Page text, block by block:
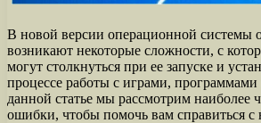
В новой версии операционной системы
возникают некоторые сложности, с
могут столкнуться при ее запуске и
процессе работы с играми,
данной статье мы рассмотрим наиболее
ошибки, чтобы помочь вам справиться с